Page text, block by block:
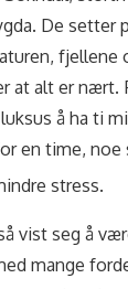
De setter
fjellene
at alt er nært.
å ha ti
en time, noe
stress.
vist seg å
mange